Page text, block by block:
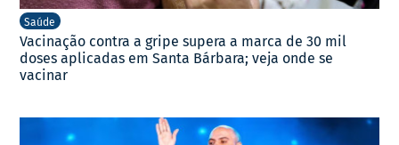
Saúde
Vacinação contra a gripe supera a marca de 30 mil
doses aplicadas em Santa Bárbara; veja onde se
vacinar